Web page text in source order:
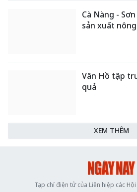
Cà Nàng -
sản xuất
Vân Hồ tập
quả
XEM THÊM
Tạp chí điện tử của Liên hiệp các Hội